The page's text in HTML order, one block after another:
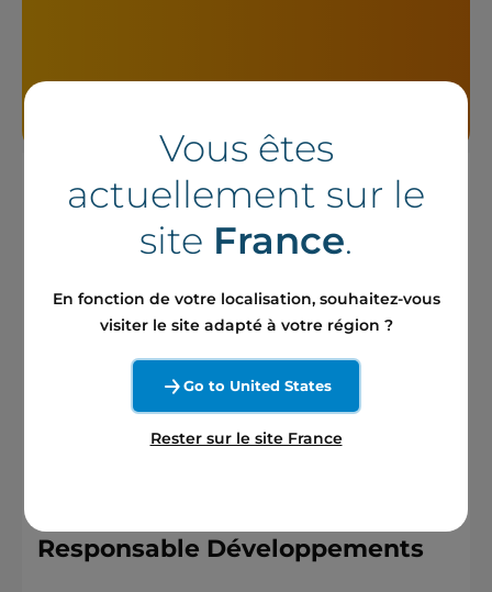
Responsable Middle Office H/F
CDI
Publié le 6 août 2026
Responsable Développements
Vous êtes
actuellement sur le
site France.
En fonction de votre localisation, souhaitez-vous
visiter le site adapté à votre région ?
Go to United States
Rester sur le site France